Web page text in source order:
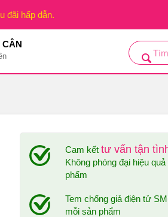
đãi hấp dẫn.
CÂN
Cam kết tư vấn tận
Không phóng đại hiệu quả
phẩm
Tem chống giả điện tử
mỗi sản phẩm